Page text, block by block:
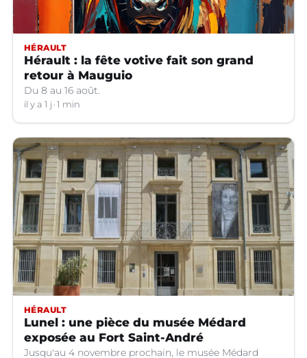
HÉRAULT
Hérault : la fête votive fait son grand
retour à Mauguio
Du 8 au 16 août.
il y a 1 j 1 min
HÉRAULT
Lunel : une pièce du musée Médard
exposée au Fort Saint-André
Jusqu'au 4 novembre prochain, le musée Médard